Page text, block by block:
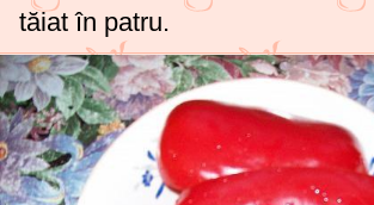
tăiat în patru.